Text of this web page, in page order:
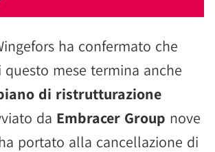
ha confermato che
mese termina anche
di ristrutturazione
da Embracer Group nove
portato alla cancellazione di